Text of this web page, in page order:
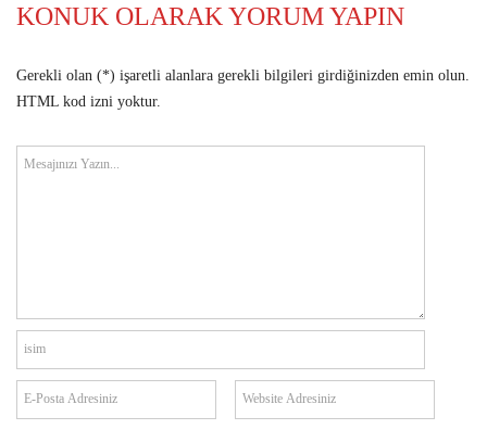
KONUK OLARAK YORUM YAPIN
Gerekli olan (*) işaretli alanlara gerekli bilgileri girdiğinizden emin olun.
HTML kod izni yoktur.